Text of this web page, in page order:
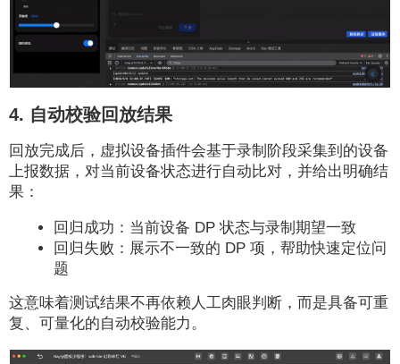
4. 自动校验回放结果
回放完成后，虚拟设备插件会基于录制阶段采集到的设备
上报数据，对当前设备状态进行自动比对，并给出明确结
果：
回归成功：当前设备 DP 状态与录制期望一致
回归失败：展示不一致的 DP 项，帮助快速定位问
题
这意味着测试结果不再依赖人工肉眼判断，而是具备可重
复、可量化的自动校验能力。